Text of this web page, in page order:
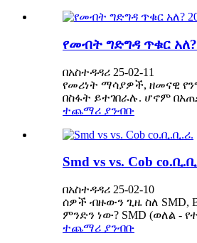
የመብት ግድግዳ ጥቁር
በአስተዳዳሪ 25-02-11
የመሪነት ማሳያዎች, ዘመናዊ
በስፋት ይተገበራሉ. ሆኖም
ተጨማሪ ያንብቡ
Smd vs vs. Cob
በአስተዳዳሪ 25-02-10
ሰዎች ብዙውን ጊዜ ስለ SMD,
ምንድን ነው? SMD (ወለል -
ተጨማሪ ያንብቡ